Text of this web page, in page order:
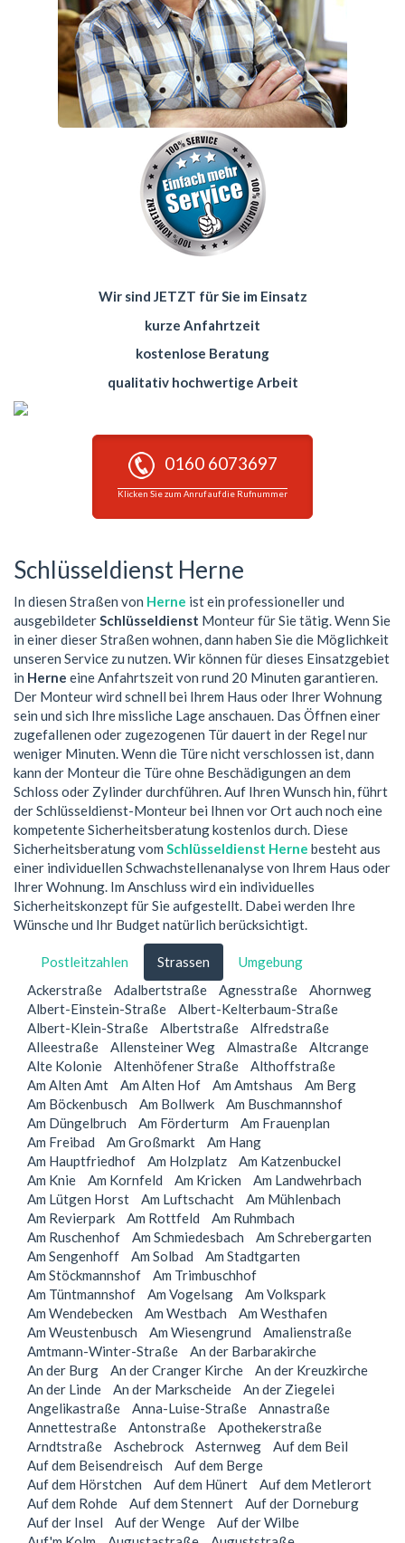
Wir sind JETZT für Sie im Einsatz
kurze Anfahrtzeit
kostenlose Beratung
qualitativ hochwertige Arbeit
0160 6073697
Klicken Sie zum Anruf auf die Rufnummer
Schlüsseldienst Herne
In diesen Straßen von Herne ist ein professioneller und
ausgebildeterSchlüsseldienst Monteur für Sie tätig. Wenn Sie
in einer dieser Straßen wohnen, dann haben Sie die Möglichkeit
unseren Service zu nutzen. Wir können für dieses Einsatzgebiet
in Herne eine Anfahrtszeit von rund 20 Minuten garantieren.
Der Monteur wird schnell bei Ihrem Haus oder Ihrer Wohnung
sein und sich Ihre missliche Lage anschauen. Das Öffnen einer
zugefallenen oder zugezogenen Tür dauert in der Regel nur
weniger Minuten. Wenn die Türe nicht verschlossen ist, dann
kann der Monteur die Türe ohne Beschädigungen an dem
Schloss oder Zylinder durchführen. Auf Ihren Wunsch hin, führt
der Schlüsseldienst-Monteur bei Ihnen vor Ort auch noch eine
kompetente Sicherheitsberatung kostenlos durch. Diese
Sicherheitsberatung vom Schlüsseldienst Herne besteht aus
einer individuellen Schwachstellenanalyse von Ihrem Haus oder
Ihrer Wohnung. Im Anschluss wird ein individuelles
Sicherheitskonzept für Sie aufgestellt. Dabei werden Ihre
Wünsche und Ihr Budget natürlich berücksichtigt.
Postleitzahlen Strassen
Umgebung
Ackerstraße
Adalbertstraße Agnesstraße
Ahornweg
Albert-Einstein-Straße
Albert-Kelterbaum-Straße
Albert-Klein-Straße
Albertstraße
Alfredstraße
Alleestraße
Allensteiner Weg Almastraße
Altcrange
Alte Kolonie
Altenhöfener Straße
Althoffstraße
Am Alten Amt
Am Alten Hof Am Amtshaus
Am Berg
Am Böckenbusch
Am Bollwerk
Am Buschmannshof
Am Düngelbruch
Am Förderturm
Am Frauenplan
Am Freibad
Am Großmarkt
Am Hang
Am Hauptfriedhof
Am Holzplatz
Am Katzenbuckel
Am Knie
Am Kornfeld Am Kricken
Am Landwehrbach
Am Lütgen Horst
Am Luftschacht
Am Mühlenbach
Am Revierpark
Am Rottfeld
Am Ruhmbach
Am Ruschenhof
Am Schmiedesbach
Am Schrebergarten
Am Sengenhoff
Am Solbad
Am Stadtgarten
Am Stöckmannshof
Am Trimbuschhof
Am Tüntmannshof
Am Vogelsang
Am Volkspark
Am Wendebecken
Am Westbach
Am Westhafen
Am Weustenbusch
Am Wiesengrund
Amalienstraße
Amtmann-Winter-Straße
An der Barbarakirche
An der Burg
An der Cranger Kirche
An der Kreuzkirche
An der Linde
An der Markscheide
An der Ziegelei
Angelikastraße
Anna-Luise-Straße
Annastraße
Annettestraße
Antonstraße
Apothekerstraße
Arndtstraße
Aschebrock Asternweg
Auf dem Beil
Auf dem Beisendreisch
Auf dem Berge
Auf dem Hörstchen
Auf dem Hünert
Auf dem Metlerort
Auf dem Rohde
Auf dem Stennert
Auf der Dorneburg
Auf der Insel
Auf der Wenge
Auf der Wilbe